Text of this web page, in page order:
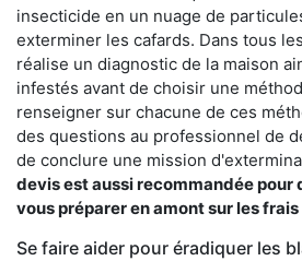
insecticide en un nuage de
exterminer les cafards. Dans tous
réalise un diagnostic de la maison
infestés avant de choisir une
renseigner sur chacune de ces
des questions au professionnel de
de conclure une mission
devis est aussi recommandée pour
vous préparer en amont sur les frais
Se faire aider pour éradiquer les